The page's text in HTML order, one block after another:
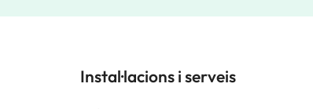
Instal·lacions i serveis